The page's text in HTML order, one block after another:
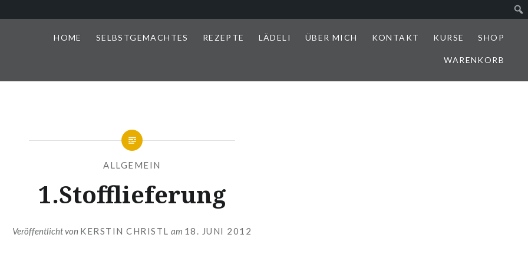
HOME SELBSTGEMACHTES REZEPTE LÄDELI ÜBER MICH KONTAKT KURSE SHOP
WARENKORB
ALLGEMEIN
1.Stofflieferung
Veröffentlicht von KERSTIN CHRISTL am 18. JUNI 2012